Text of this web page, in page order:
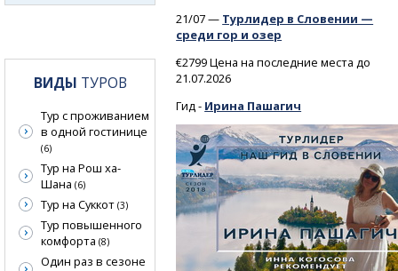
21/07 — Турлидер в Словении —
среди гор и озер
€2799 Цена на последние места до
21.07.2026
Гид - Ирина Пашагич
ВИДЫ ТУРОВ
Тур с проживанием
в одной гостинице
(6)
Тур на Рош ха-
Шана (6)
Тур на Суккот (3)
Тур повышенного
комфорта (8)
Один раз в сезоне